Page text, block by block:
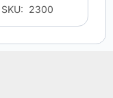
SKU: 2300